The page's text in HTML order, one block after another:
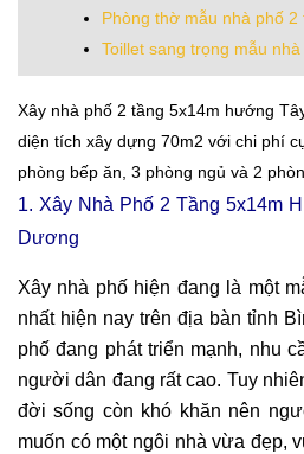
Phòng thờ mẫu nhà phố 2
Toillet sang trọng mẫu
Xây nhà phố 2 tầng 5x14m hướng
diện tích xây dựng 70m2 với chi phí
phòng bếp ăn, 3 phòng ngủ và 2
1. Xây Nhà Phố 2 Tầng 5x14m
Dương
Xây nhà phố hiện đang là một
nhất hiện nay trên địa bàn tỉnh
phố đang phát triển mạnh, nhu
người dân đang rất cao. Tuy
đời sống còn khó khăn nên
muốn có một ngôi nhà vừa đẹp,